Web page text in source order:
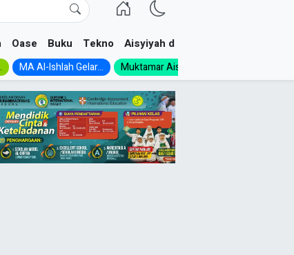
Oase Buku Tekno Aisyiyah dan NA
MA Al-Ishlah Gelar... Muktamar Aisyiyah 1926:...